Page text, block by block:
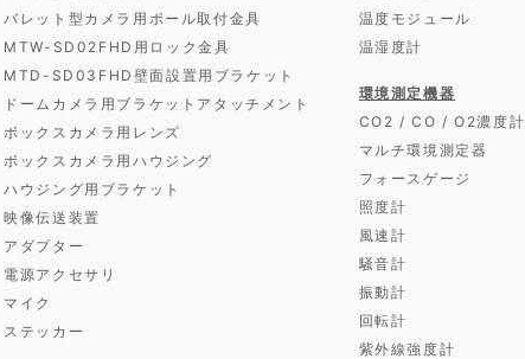
バレット型カメラ用ポール取付金具
MTW-SD02FHD用ロック金具
MTD-SD03FHD壁面設置用ブラケット
ドームカメラ用ブラケットアタッチメント
ボックスカメラ用レンズ
ボックスカメラ用ハウジング
ハウジング用ブラケット
映像伝送装置
アダプター
電源アクセサリ
マイク
ステッカー
温度モジュール
温湿度計
環境測定機器
CO2 / CO / O2濃度計
マルチ環境測定器
フォースゲージ
照度計
風速計
騒音計
振動計
回転計
紫外線強度計